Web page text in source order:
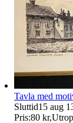
Tavla med
Sluttid15 aug
Pris:80 kr,